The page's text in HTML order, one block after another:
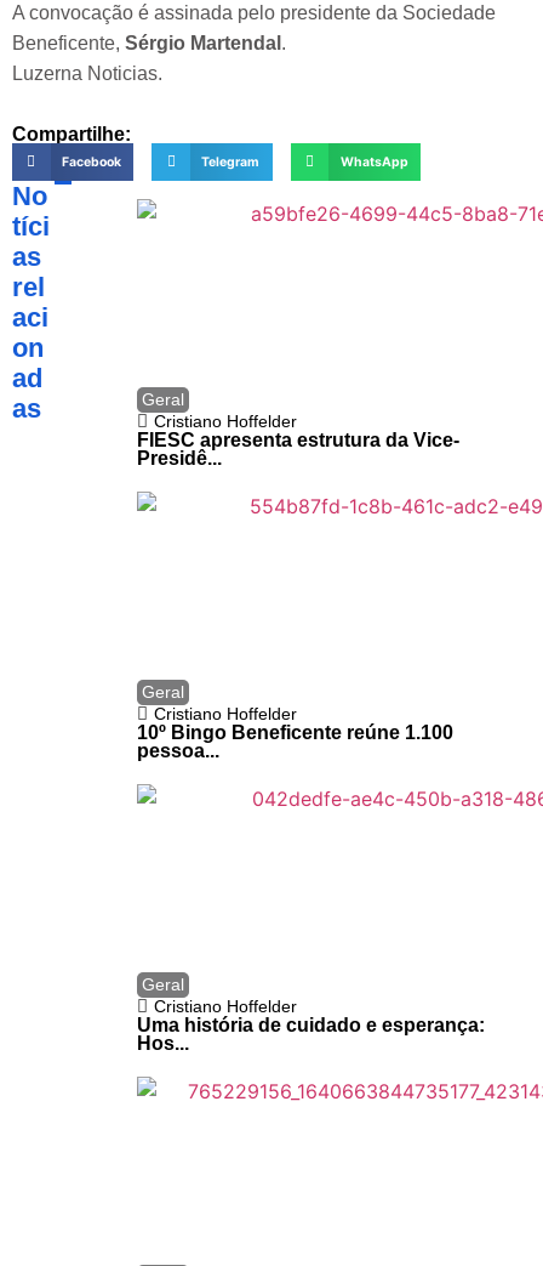
A convocação é assinada pelo presidente da Sociedade
Beneficente, Sérgio Martendal .
Luzerna Noticias.
Compartilhe:
Facebook Telegram WhatsApp
No
tíci
as
rel
aci
on
ad
as
Geral
Cristiano Hoffelder
FIESC apresenta estrutura da Vice-
Presidê...
Geral
Cristiano Hoffelder
10º Bingo Beneficente reúne 1.100
pessoa...
Geral
Cristiano Hoffelder
Uma história de cuidado e esperança:
Hos...